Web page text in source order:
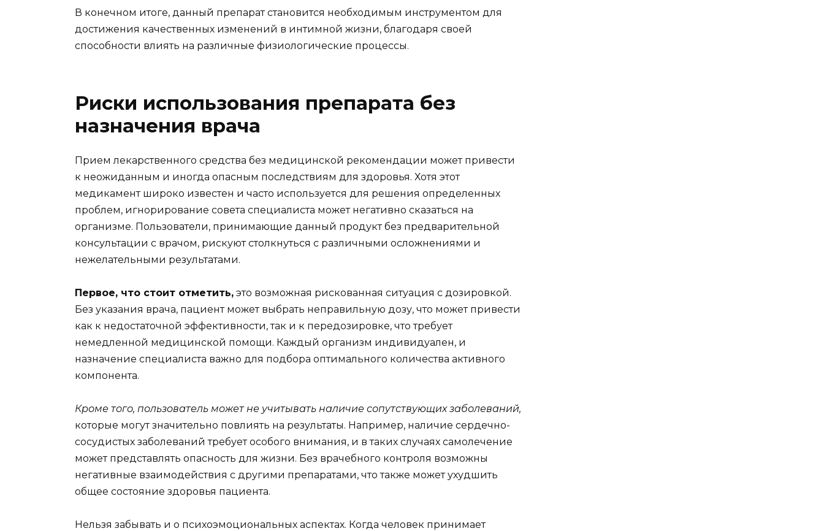
В конечном итоге, данный препарат становится необходимым инструментом для
достижения качественных изменений в интимной жизни, благодаря своей
способности влиять на различные физиологические процессы.
Риски использования препарата без
назначения врача
Прием лекарственного средства без медицинской рекомендации может привести
к неожиданным и иногда опасным последствиям для здоровья. Хотя этот
медикамент широко известен и часто используется для решения определенных
проблем, игнорирование совета специалиста может негативно сказаться на
организме. Пользователи, принимающие данный продукт без предварительной
консультации с врачом, рискуют столкнуться с различными осложнениями и
нежелательными результатами.
Первое, что стоит отметить, это возможная рискованная ситуация с дозировкой.
Без указания врача, пациент может выбрать неправильную дозу, что может привести
как к недостаточной эффективности, так и к передозировке, что требует
немедленной медицинской помощи. Каждый организм индивидуален, и
назначение специалиста важно для подбора оптимального количества активного
компонента.
Кроме того, пользователь может не учитывать наличие сопутствующих заболеваний,
которые могут значительно повлиять на результаты. Например, наличие сердечно-
сосудистых заболеваний требует особого внимания, и в таких случаях самолечение
может представлять опасность для жизни. Без врачебного контроля возможны
негативные взаимодействия с другими препаратами, что также может ухудшить
общее состояние здоровья пациента.
Нельзя забывать и о психоэмоциональных аспектах. Когда человек принимает